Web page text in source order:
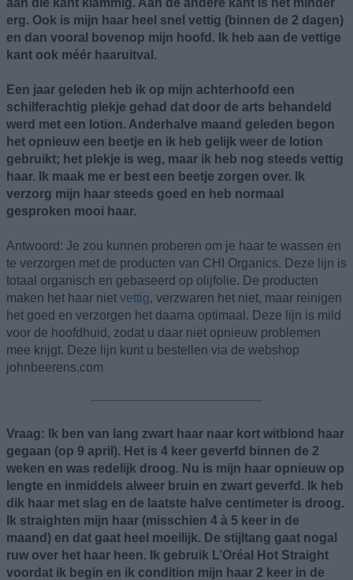
erg. Ook is mijn haar heel snel vettig (binnen de 2 dagen)
en dan vooral bovenop mijn hoofd. Ik heb aan de vettige
kant ook méér haaruitval.
Een jaar geleden heb ik op mijn achterhoofd een
schilferachtig plekje gehad dat door de arts behandeld
werd met een lotion. Anderhalve maand geleden begon
het opnieuw een beetje en ik heb gelijk weer de lotion
gebruikt; het plekje is weg, maar ik heb nog steeds vettig
haar. Ik maak me er best een beetje zorgen over. Ik
verzorg mijn haar steeds goed en heb normaal
gesproken mooi haar.
Antwoord: Je zou kunnen proberen om je haar te wassen en
te verzorgen met de producten van CHI Organics. Deze lijn is
totaal organisch en gebaseerd op olijfolie. De producten
maken het haar niet vettig, verzwaren het niet, maar reinigen
het goed en verzorgen het daarna optimaal. Deze lijn is mild
voor de hoofdhuid, zodat u daar niet opnieuw problemen
mee krijgt. Deze lijn kunt u bestellen via de webshop
johnbeerens.com
Vraag: Ik ben van lang zwart haar naar kort witblond haar
gegaan (op 9 april). Het is 4 keer geverfd binnen de 2
weken en was redelijk droog. Nu is mijn haar opnieuw op
lengte en inmiddels alweer bruin en zwart geverfd. Ik heb
dik haar met slag en de laatste halve centimeter is droog.
Ik straighten mijn haar (misschien 4 à 5 keer in de
maand) en dat gaat heel moeilijk. De stijltang gaat nogal
ruw over het haar heen. Ik gebruik L’Oréal Hot Straight
voordat ik begin en ik condition mijn haar 2 keer in de